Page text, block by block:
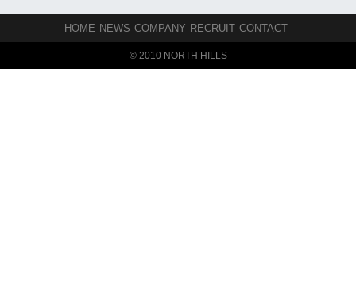
HOME NEWS COMPANY RECRUIT CONTACT
© 2010 NORTH HILLS